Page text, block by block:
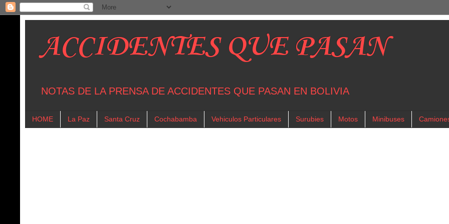
ACCIDENTES QUE PASAN
NOTAS DE LA PRENSA DE ACCIDENTES QUE PASAN EN BOLIVIA
HOME La Paz Santa Cruz Cochabamba Vehiculos Particulares Surubies Motos Minibuses